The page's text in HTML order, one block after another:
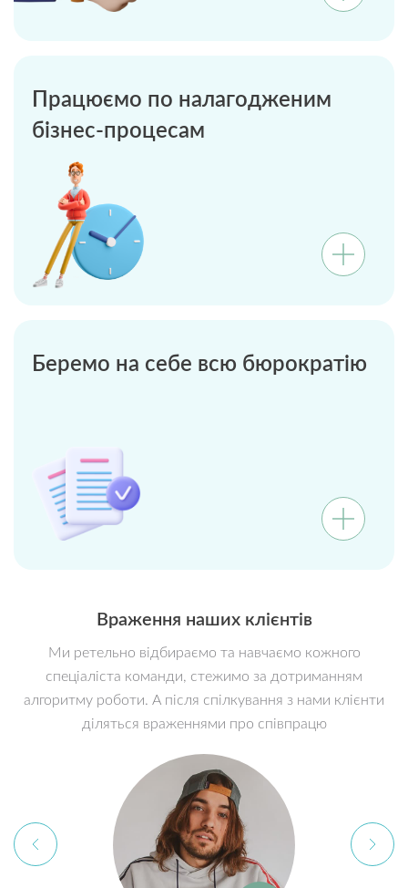
Працюємо по налагодженим
бізнес-процесам
Беремо на себе всю бюрократію
Враження наших клієнтів
Ми ретельно відбираємо та навчаємо кожного
спеціаліста команди, стежимо за дотриманням
алгоритму роботи. А після спілкування з нами клієнти
діляться враженнями про співпрацю